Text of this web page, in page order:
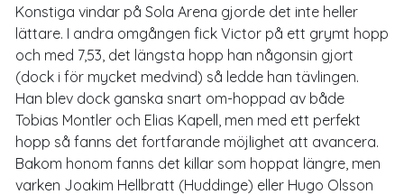
Konstiga vindar på Sola Arena gjorde det inte heller
lättare. I andra omgången fick Victor på ett grymt hopp
och med 7,53, det längsta hopp han någonsin gjort
(dock i för mycket medvind) så ledde han tävlingen.
Han blev dock ganska snart om-hoppad av både
Tobias Montler och Elias Kapell, men med ett perfekt
hopp så fanns det fortfarande möjlighet att avancera.
Bakom honom fanns det killar som hoppat längre, men
varken Joakim Hellbratt (Huddinge) eller Hugo Olsson